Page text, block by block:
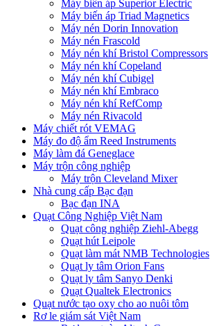
Máy biến áp Superior Electric
Máy biến áp Triad Magnetics
Máy nén Dorin Innovation
Máy nén Frascold
Máy nén khí Bristol Compressors
Máy nén khí Copeland
Máy nén khí Cubigel
Máy nén khí Embraco
Máy nén khí RefComp
Máy nén Rivacold
Máy chiết rót VEMAG
Máy đo độ ẩm Reed Instruments
Máy làm đá Geneglace
Máy trộn công nghiệp
Máy trộn Cleveland Mixer
Nhà cung cấp Bạc đạn
Bạc đạn INA
Quạt Công Nghiệp Việt Nam
Quạt công nghiệp Ziehl-Abegg
Quạt hút Leipole
Quạt làm mát NMB Technologies
Quạt ly tâm Orion Fans
Quạt ly tâm Sanyo Denki
Quạt Qualtek Electronics
Quạt nước tạo oxy cho ao nuôi tôm
Rơ le giám sát Việt Nam